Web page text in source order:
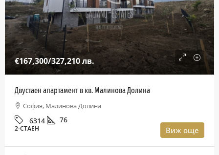
€167,300/327,210 лв.
Двустаен апартамент в кв. Малинова Долина
София, Малинова Долина
6314 76
2-СТАЕН Виж още